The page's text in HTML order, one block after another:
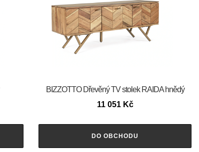
BIZZOTTO Dřevěný TV stolek RAIDA hnědý
11 051 Kč
DO OBCHODU